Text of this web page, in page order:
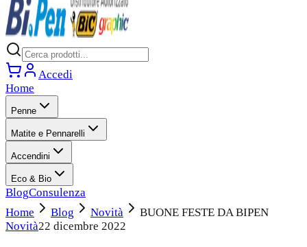
Accedi
Home
Penne
Matite e Pennarelli
Accendini
Eco & Bio
BlogConsulenza
Home
Blog Novità
BUONE FESTE DA BIPEN
Novità22 dicembre 2022